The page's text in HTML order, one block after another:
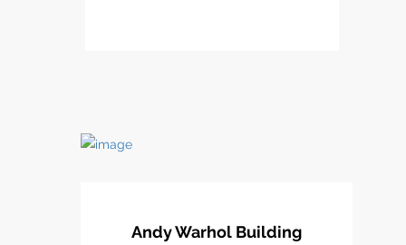
Andy Warhol Building